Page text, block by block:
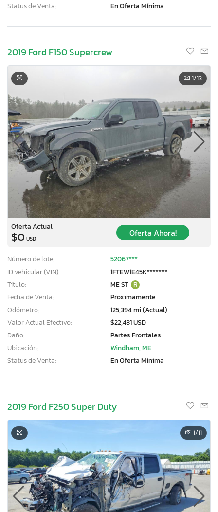
Status de Venta:
En Oferta Mínima
2019 Ford F150 Supercrew
1/13
Oferta Actual
$0 USD
Oferta Ahora!
Número de lote:
52067***
ID vehicular (VIN):
1FTEW1E45K*******
Título:
ME ST R
Fecha de Venta:
Proximamente
Odómetro:
125,394 mi (Actual)
Valor Actual Efectivo:
$22,431 USD
Daño:
Partes Frontales
Ubicación:
Windham, ME
Status de Venta:
En Oferta Mínima
2019 Ford F250 Super Duty
1/11